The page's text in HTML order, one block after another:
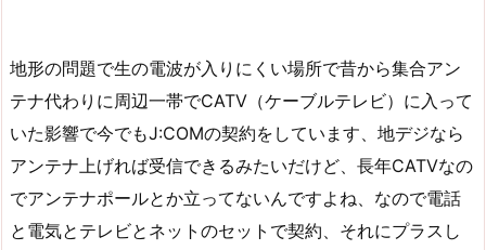
地形の問題で生の電波が入りにくい場所で昔から集合アン
テナ代わりに周辺一帯でCATV（ケーブルテレビ）に入って
いた影響で今でもJ:COMの契約をしています、地デジなら
アンテナ上げれば受信できるみたいだけど、長年CATVなの
でアンテナポールとか立ってないんですよね、なので電話
と電気とテレビとネットのセットで契約、それにプラスし